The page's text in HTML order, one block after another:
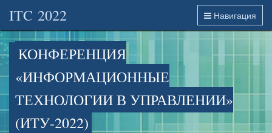
Навигация
ITC 2022
КОНФЕРЕНЦИЯ
«ИНФОРМАЦИОННЫЕ
ТЕХНОЛОГИИ В УПРАВЛЕНИИ»
(ИТУ-2022)